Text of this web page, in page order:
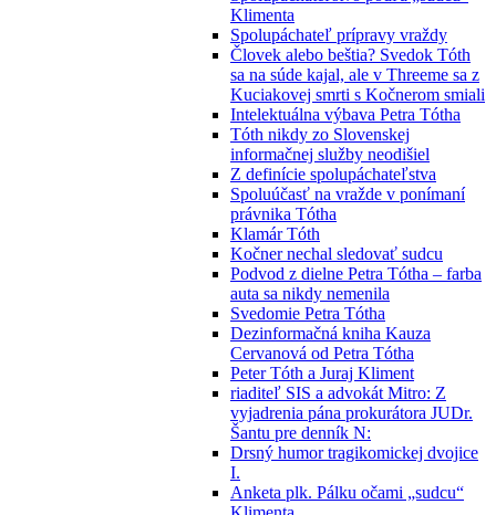
Klimenta
Spolupáchateľ prípravy vraždy
Človek alebo beštia? Svedok Tóth
sa na súde kajal, ale v Threeme sa z
Kuciakovej smrti s Kočnerom smiali
Intelektuálna výbava Petra Tótha
Tóth nikdy zo Slovenskej
informačnej služby neodišiel
Z definície spolupáchateľstva
Spoluúčasť na vražde v ponímaní
právnika Tótha
Klamár Tóth
Kočner nechal sledovať sudcu
Podvod z dielne Petra Tótha – farba
auta sa nikdy nemenila
Svedomie Petra Tótha
Dezinformačná kniha Kauza
Cervanová od Petra Tótha
Peter Tóth a Juraj Kliment
riaditeľ SIS a advokát Mitro: Z
vyjadrenia pána prokurátora JUDr.
Šantu pre denník N:
Drsný humor tragikomickej dvojice
I.
Anketa plk. Pálku očami „sudcu“